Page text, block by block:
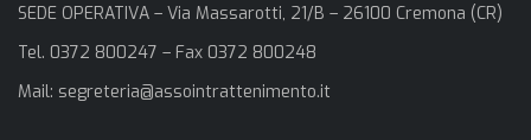
SEDE OPERATIVA – Via Massarotti, 21/B – 26100 Cremona (CR)
Tel. 0372 800247 – Fax 0372 800248
Mail: segreteria@assointrattenimento.it